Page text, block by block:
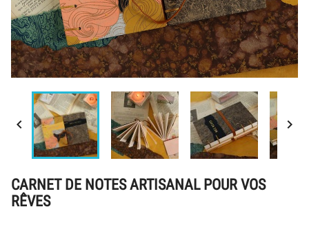
 
CARNET DE NOTES ARTISANAL POUR VOS
RÊVES